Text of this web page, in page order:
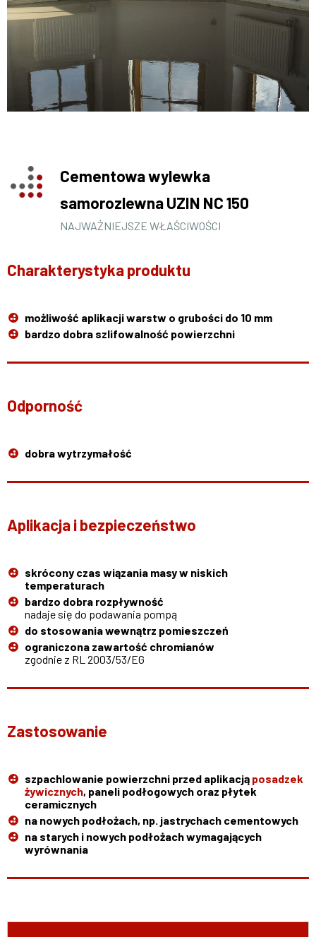
Cementowa wylewka
samorozlewna UZIN NC 150
NAJWAŻNIEJSZE WŁAŚCIWOŚCI
Charakterystyka produktu
możliwość aplikacji warstw o grubości do 10 mm
bardzo dobra szlifowalność powierzchni
Odporność
dobra wytrzymałość
Aplikacja i bezpieczeństwo
skrócony czas wiązania masy w niskich
temperaturach
bardzo dobra rozpływność
nadaje się do podawania pompą
do stosowania wewnątrz pomieszczeń
ograniczona zawartość chromianów
zgodnie z RL 2003/53/EG
Zastosowanie
szpachlowanie powierzchni przed aplikacją posadzek
żywicznych, paneli podłogowych oraz płytek
ceramicznych
na nowych podłożach, np. jastrychach cementowych
na starych i nowych podłożach wymagających
wyrównania